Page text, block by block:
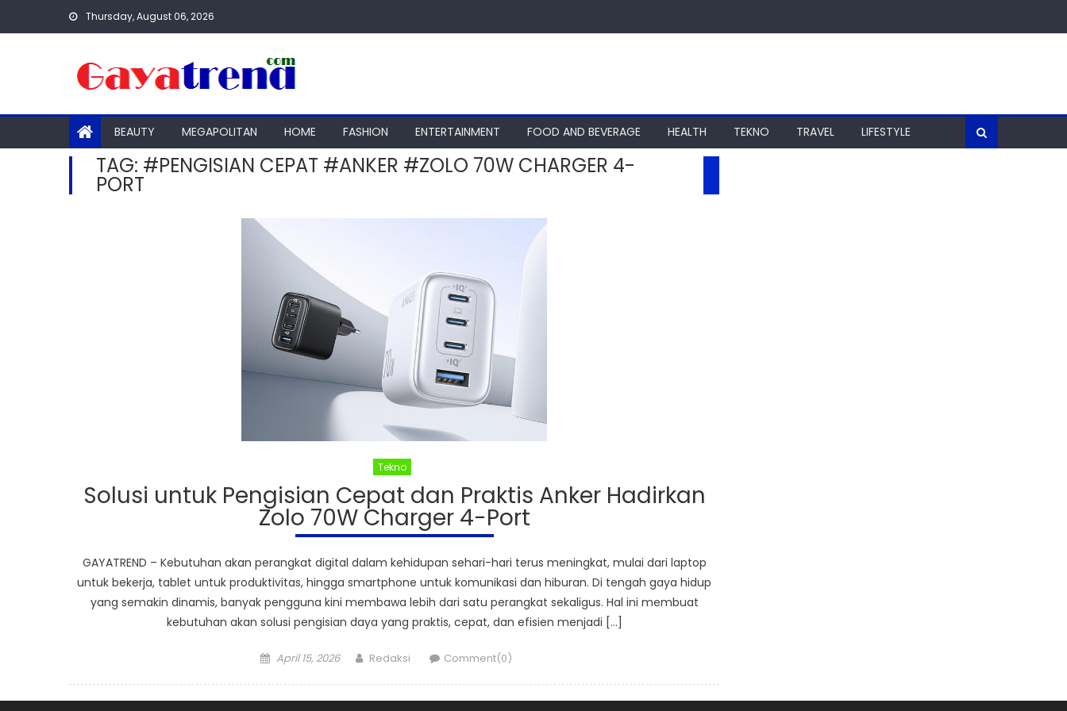
Thursday, August 06, 2026
BEAUTY MEGAPOLITAN HOME FASHION ENTERTAINMENT FOOD AND BEVERAGE HEALTH TEKNO TRAVEL LIFESTYLE
TAG: #PENGISIAN CEPAT #ANKER #ZOLO 70W CHARGER 4-
PORT
Tekno
Solusi untuk Pengisian Cepat dan Praktis Anker Hadirkan
Zolo 70W Charger 4-Port
GAYATREND – Kebutuhan akan perangkat digital dalam kehidupan sehari-hari terus meningkat, mulai dari laptop
untuk bekerja, tablet untuk produktivitas, hingga smartphone untuk komunikasi dan hiburan. Di tengah gaya hidup
yang semakin dinamis, banyak pengguna kini membawa lebih dari satu perangkat sekaligus. Hal ini membuat
kebutuhan akan solusi pengisian daya yang praktis, cepat, dan efisien menjadi […]
Posted
April 15, 2026 Author
Redaksi Comment(0)